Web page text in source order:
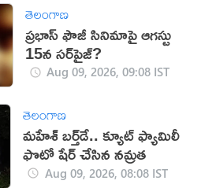
తెలంగాణ
ప్రభాస్ ఫౌజీ సినిమాపై ఆగస్టు
15న సర్‌ప్రైజ్?
Aug 09, 2026, 09:08 IST
తెలంగాణ
మహేశ్‌ బర్త్‌డే.. క్యూట్‌ ఫ్యామిలీ
ఫొటో షేర్ చేసిన నమ్రత
Aug 09, 2026, 08:08 IST